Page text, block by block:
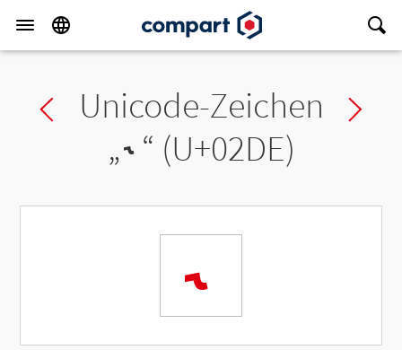
Previous char
Unicode-Zeichen
„˞ “ (U+02DE)
˞